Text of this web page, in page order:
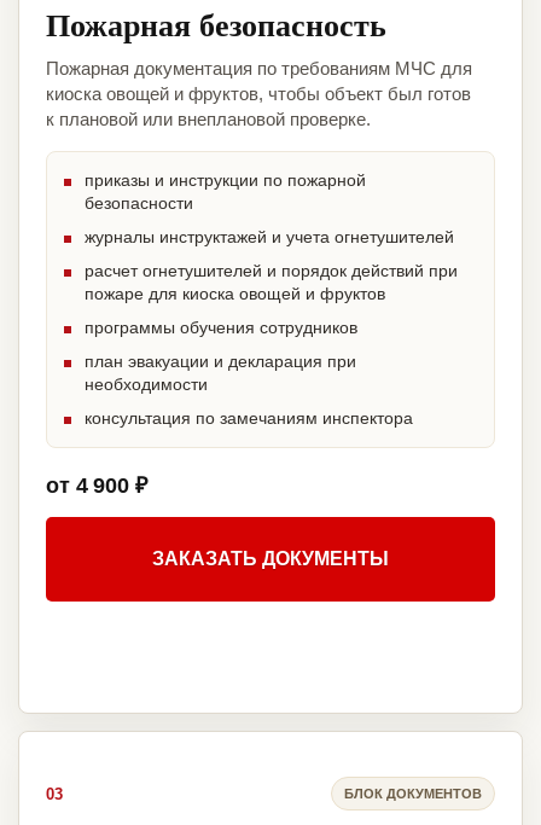
Пожарная безопасность
Пожарная документация по требованиям МЧС для
киоска овощей и фруктов, чтобы объект был готов
к плановой или внеплановой проверке.
приказы и инструкции по пожарной
безопасности
журналы инструктажей и учета огнетушителей
расчет огнетушителей и порядок действий при
пожаре для киоска овощей и фруктов
программы обучения сотрудников
план эвакуации и декларация при
необходимости
консультация по замечаниям инспектора
от 4 900 ₽
ЗАКАЗАТЬ ДОКУМЕНТЫ
03 БЛОК ДОКУМЕНТОВ